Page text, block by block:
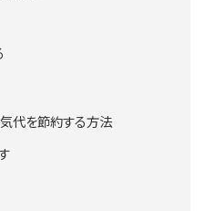
代を節約する方法